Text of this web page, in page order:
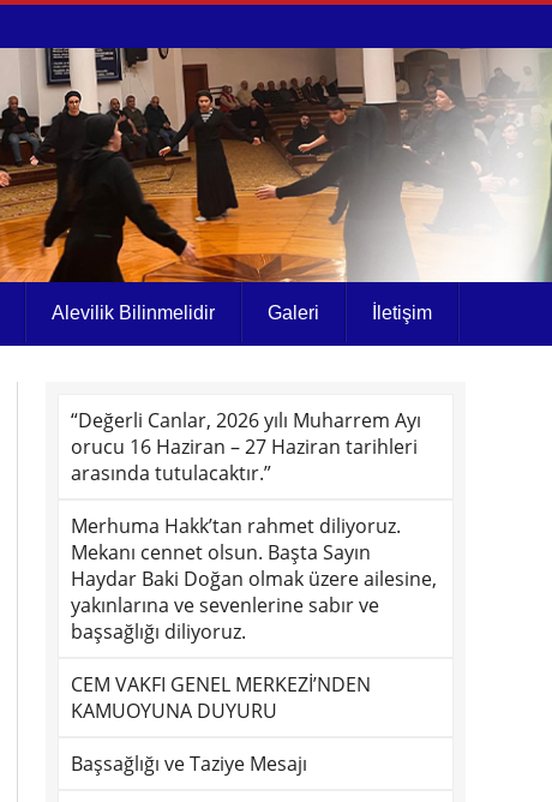
Alevilik Bilinmelidir Galeri İletişim
“Değerli Canlar, 2026 yılı Muharrem Ayı
orucu 16 Haziran – 27 Haziran tarihleri
arasında tutulacaktır.”
Merhuma Hakk’tan rahmet diliyoruz.
Mekanı cennet olsun. Başta Sayın
Haydar Baki Doğan olmak üzere ailesine,
yakınlarına ve sevenlerine sabır ve
başsağlığı diliyoruz.
CEM VAKFI GENEL MERKEZİ’NDEN
KAMUOYUNA DUYURU
Başsağlığı ve Taziye Mesajı